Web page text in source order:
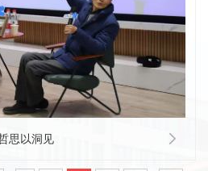
思以洞见